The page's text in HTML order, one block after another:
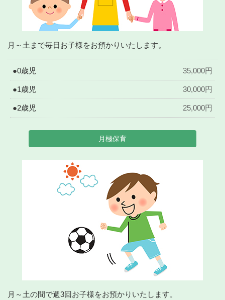
月～土まで毎日お子様をお預かりいたします。
●0歳児 35,000円
●1歳児 30,000円
●2歳児 25,000円
月極保育
月～土の間で週3回お子様をお預かりいたします。